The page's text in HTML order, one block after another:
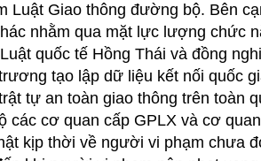
Luật Giao thông đường bộ. Bên
nhằm qua mặt lực lượng chức
quốc tế Hồng Thái và đồng
tạo lập dữ liệu kết nối quốc
tự an toàn giao thông trên toàn
các cơ quan cấp GPLX và cơ
kịp thời về người vi phạm chưa